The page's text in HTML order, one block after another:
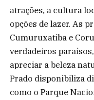
atrações, a cultura
opções de lazer. As
Cumuruxatiba e
verdadeiros
apreciar a beleza
Prado disponibiliza
como o Parque